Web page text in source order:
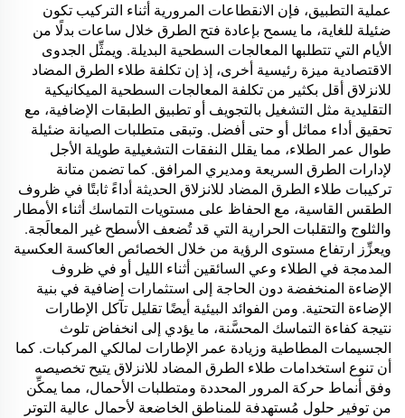
عملية التطبيق، فإن الانقطاعات المرورية أثناء التركيب تكون
ضئيلة للغاية، ما يسمح بإعادة فتح الطرق خلال ساعات بدلًا من
الأيام التي تتطلبها المعالجات السطحية البديلة. ويمثِّل الجدوى
الاقتصادية ميزة رئيسية أخرى، إذ إن تكلفة طلاء الطرق المضاد
للانزلاق أقل بكثير من تكلفة المعالجات السطحية الميكانيكية
التقليدية مثل التشغيل بالتجويف أو تطبيق الطبقات الإضافية، مع
تحقيق أداء مماثل أو حتى أفضل. وتبقى متطلبات الصيانة ضئيلة
طوال عمر الطلاء، مما يقلل النفقات التشغيلية طويلة الأجل
لإدارات الطرق السريعة ومديري المرافق. كما تضمن متانة
تركيبات طلاء الطرق المضاد للانزلاق الحديثة أداءً ثابتًا في ظروف
الطقس القاسية، مع الحفاظ على مستويات التماسك أثناء الأمطار
والثلوج والتقلبات الحرارية التي قد تُضعف الأسطح غير المعالَجة.
ويعزِّز ارتفاع مستوى الرؤية من خلال الخصائص العاكسة العكسية
المدمجة في الطلاء وعي السائقين أثناء الليل أو في ظروف
الإضاءة المنخفضة دون الحاجة إلى استثمارات إضافية في بنية
الإضاءة التحتية. ومن الفوائد البيئية أيضًا تقليل تآكل الإطارات
نتيجة كفاءة التماسك المحسَّنة، ما يؤدي إلى انخفاض تلوث
الجسيمات المطاطية وزيادة عمر الإطارات لمالكي المركبات. كما
أن تنوع استخدامات طلاء الطرق المضاد للانزلاق يتيح تخصيصه
وفق أنماط حركة المرور المحددة ومتطلبات الأحمال، مما يمكِّن
من توفير حلول مُستهدفة للمناطق الخاضعة لأحمال عالية التوتر